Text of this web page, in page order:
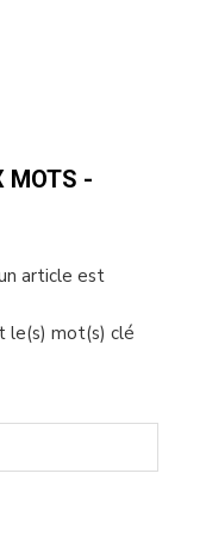
MOTS -
article est
le(s) mot(s) clé